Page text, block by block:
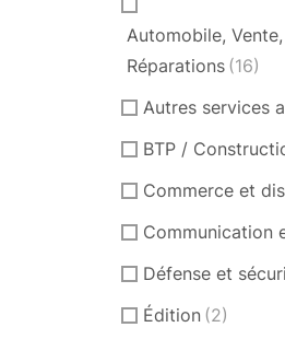
Automobile,
Réparations (16)
Autres services
BTP /
Commerce et
Communication
Défense et
Édition (2)